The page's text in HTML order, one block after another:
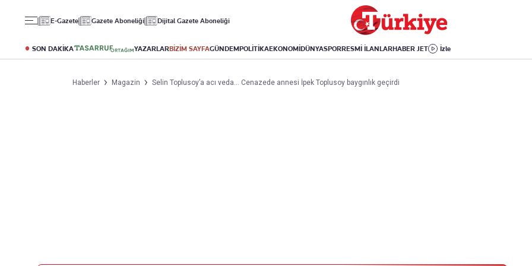
E-Gazete Gazete Aboneliği Dijital Gazete Aboneliği
SON DAKİKA YAZARLARBİZİM SAYFAGÜNDEMPOLİTİKAEKONOMİDÜNYASPORRESMİ İLANLARHABER JET İzle
Altın
Döviz
Kripto Para
Puan Durumu
Fikstür
Avrupa Ligi
Avrupa
Amerika
İsrail-Gazze
Yaşam
Sağlık
Yemek
Aktüel
Kitap
Haberler Magazin Selin Toplusoy’a acı veda… Cenazede annesi İpek Toplusoy baygınlık geçirdi